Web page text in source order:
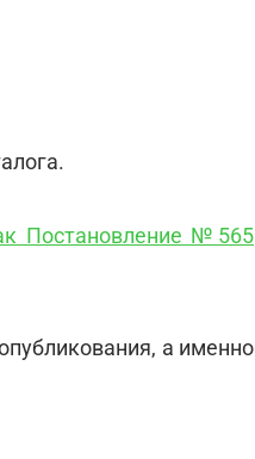
Постановление №565
а именно